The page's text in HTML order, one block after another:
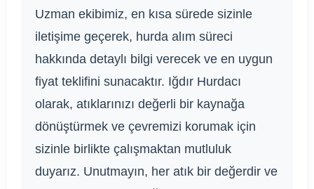
Uzman ekibimiz, en kısa sürede sizinle
iletişime geçerek, hurda alım süreci
hakkında detaylı bilgi verecek ve en uygun
fiyat teklifini sunacaktır. Iğdır Hurdacı
olarak, atıklarınızı değerli bir kaynağa
dönüştürmek ve çevremizi korumak için
sizinle birlikte çalışmaktan mutluluk
duyarız. Unutmayın, her atık bir değerdir ve